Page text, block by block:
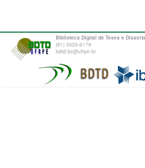
Biblioteca Digital de Teses e
(81) 3320-6179
bdtd.bc@ufrpe.br